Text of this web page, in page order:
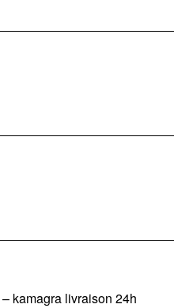
– kamagra livraison 24h